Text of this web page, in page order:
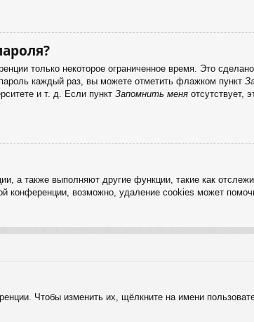
только некоторое ограниченное время. Это
каждый раз, вы можете отметить флажком пункт
и т. д. Если пункт Запомнить меня отсутствует,
а также выполняют другие функции, такие как
конференции, возможно, удаление cookies может
Чтобы изменить их, щёлкните на имени